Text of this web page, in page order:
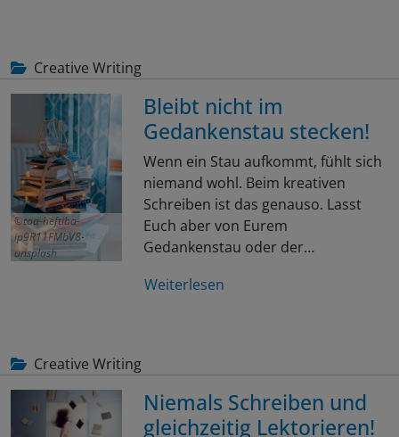
toa-heftiba-
ip9R11FMbV8-
unsplash
Creative Writing
Bleibt nicht im
Gedankenstau stecken!
Wenn ein Stau aufkommt, fühlt sich
niemand wohl. Beim kreativen
Schreiben ist das genauso. Lasst
Euch aber von Eurem
Gedankenstau oder der…
Weiterlesen
Creative Writing
Niemals Schreiben und
gleichzeitig Lektorieren!